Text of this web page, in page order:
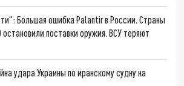
Большая ошибка Palantir в России. Страны
остановили поставки оружия. ВСУ теряют
удара Украины по иранскому судну на